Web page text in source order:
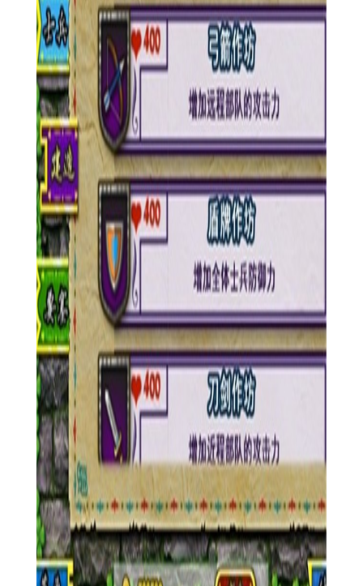
防御能力和资源产出。
2. 兵种训练与派遣：训练不同兵种，并派遣他们执行任务或
参与战斗。
3. 资源管理：合理管理资源，确保要塞的持续发展和战斗需
4. 科技研发：通过研究科技，提升兵种和建筑的性能。
5. 联盟与社交：加入或创建联盟，与盟友共同抵御外敌，参
与联盟战，享受团队合作的乐趣。
【要塞围城游戏安装优势】
1. 深度策略性：游戏强调策略性玩法，需要玩家动脑思考，
而非简单的数值比拼。
2. 高度自由度：在建设与战斗中给予玩家极高的自由度，满
足玩家的个性化需求。
3. 精美的画面与音效：采用高品质的图形和音效，为玩家带
来沉浸式的游戏体验。
4. 稳定的服务器与流畅的战斗体验：确保玩家在游戏中能享
受到稳定、流畅的战斗体验。
5. 持续更新与活动：游戏团队会不断推出新内容、新活动，
保持玩家的新鲜感和参与度。
【要塞围城游戏安装测评】
《要塞围城》以其独特的策略玩法、丰富的游戏内容和高度
自由度吸引了大量策略类游戏爱好者的关注。游戏在保证深度策